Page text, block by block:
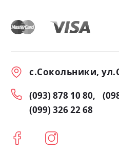
с.Сокольники,
(093) 878 10 80
(099) 326 22 68